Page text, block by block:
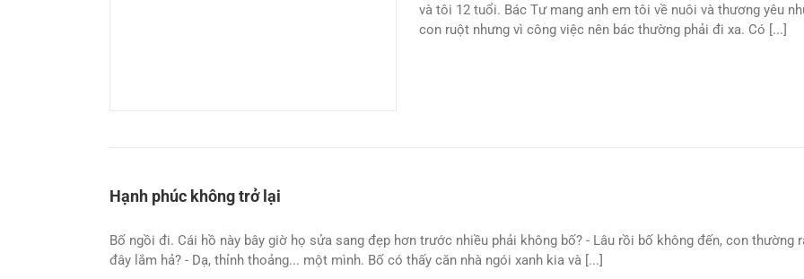
và tôi 12 tuổi. Bác Tư mang anh em tôi về nuôi và thương yêu
con ruột nhưng vì công việc nên bác thường phải đi xa. Có [...]
Hạnh phúc không trở lại
Bố ngồi đi. Cái hồ này bây giờ họ sửa sang đẹp hơn trước nhiều phải không bố? - Lâu rồi bố không đến, con thường
đây lắm hả? - Dạ, thỉnh thoảng... một mình. Bố có thấy căn nhà ngói xanh kia và [...]